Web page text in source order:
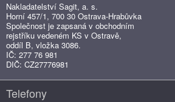
Nakladatelství Sagit, a. s.
Horní 457/1, 700 30 Ostrava-Hrabůvka
Společnost je zapsaná v obchodním
rejstříku vedeném KS v Ostravě,
oddíl B, vložka 3086.
IČ: 277 76 981
DIČ: CZ27776981
Telefony